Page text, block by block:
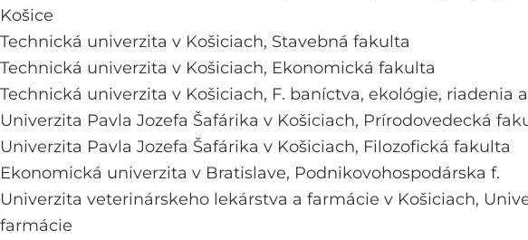
Košice
Technická univerzita v Košiciach, Stavebná fakulta
Technická univerzita v Košiciach, Ekonomická fakulta
Technická univerzita v Košiciach, F. baníctva, ekológie, riadenia
Univerzita Pavla Jozefa Šafárika v Košiciach, Prírodovedecká
Univerzita Pavla Jozefa Šafárika v Košiciach, Filozofická fakulta
Ekonomická univerzita v Bratislave, Podnikovohospodárska f.
Univerzita veterinárskeho lekárstva a farmácie v Košiciach,
farmácie